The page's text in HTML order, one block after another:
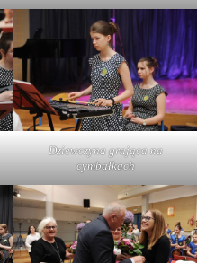
Dziewczyna grająca na
cymbałkach